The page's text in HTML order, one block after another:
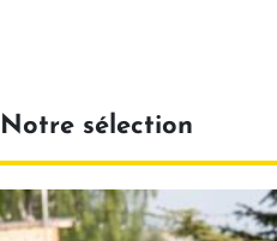
Notre sélection